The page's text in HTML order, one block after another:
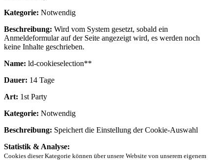
Kategorie: Notwendig
Beschreibung: Wird vom System gesetzt, sobald ein
Anmeldeformular auf der Seite angezeigt wird, es werden noch
keine Inhalte geschrieben.
Name: ld-cookieselection**
Dauer: 14 Tage
Art: 1st Party
Kategorie: Notwendig
Beschreibung: Speichert die Einstellung der Cookie-Auswahl
Statistik & Analyse:
Cookies dieser Kategorie können über unsere Website von unserem eigenem